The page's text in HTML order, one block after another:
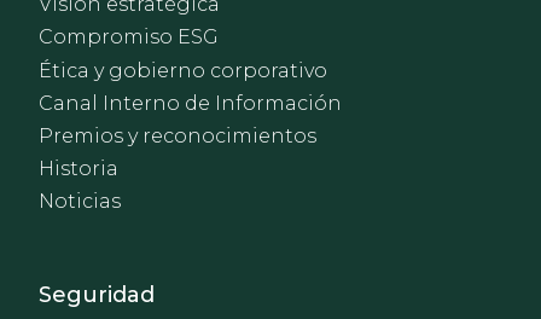
Compromiso ESG
Ética y gobierno corporativo
Canal Interno de Información
Premios y reconocimientos
Historia
Noticias
Footer - Extranet y
Seguridad